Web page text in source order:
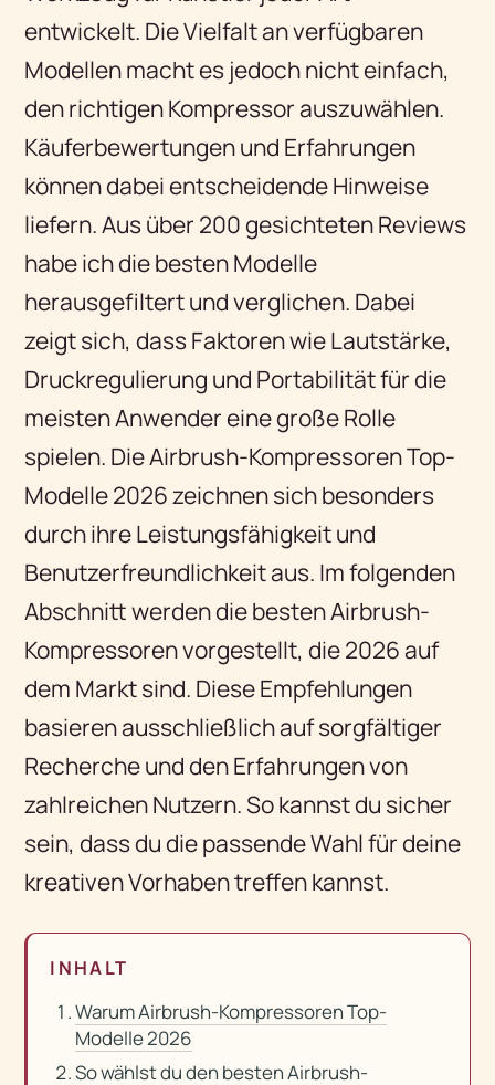
entwickelt. Die Vielfalt an verfügbaren
Modellen macht es jedoch nicht einfach,
den richtigen Kompressor auszuwählen.
Käuferbewertungen und Erfahrungen
können dabei entscheidende Hinweise
liefern. Aus über 200 gesichteten Reviews
habe ich die besten Modelle
herausgefiltert und verglichen. Dabei
zeigt sich, dass Faktoren wie Lautstärke,
Druckregulierung und Portabilität für die
meisten Anwender eine große Rolle
spielen. Die Airbrush-Kompressoren Top-
Modelle 2026 zeichnen sich besonders
durch ihre Leistungsfähigkeit und
Benutzerfreundlichkeit aus. Im folgenden
Abschnitt werden die besten Airbrush-
Kompressoren vorgestellt, die 2026 auf
dem Markt sind. Diese Empfehlungen
basieren ausschließlich auf sorgfältiger
Recherche und den Erfahrungen von
zahlreichen Nutzern. So kannst du sicher
sein, dass du die passende Wahl für deine
kreativen Vorhaben treffen kannst.
INHALT
Warum Airbrush-Kompressoren Top-
Modelle 2026
So wählst du den besten Airbrush-